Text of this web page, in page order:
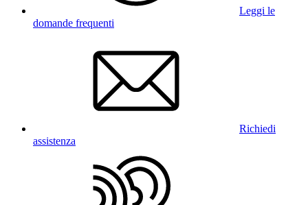
Leggi le
domande frequenti
Richiedi
assistenza